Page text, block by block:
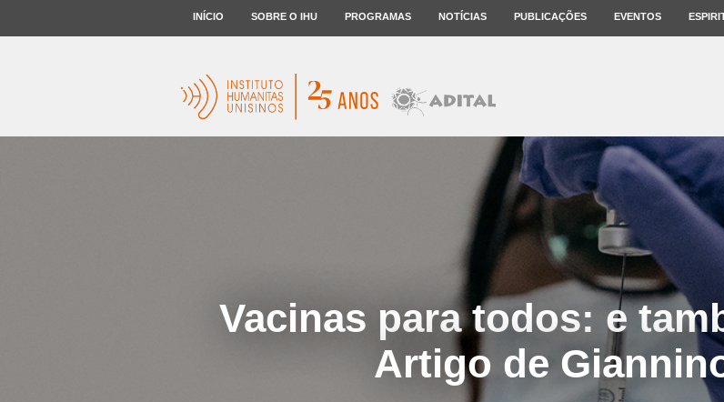
INÍCIO SOBRE O IHU PROGRAMAS NOTÍCIAS PUBLICAÇÕES EVENTOS
Vacinas para todos: e
Artigo de